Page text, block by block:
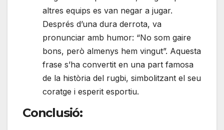
altres equips es van negar a jugar.
Després d’una dura derrota, va
pronunciar amb humor: “No som gaire
bons, però almenys hem vingut”. Aquesta
frase s’ha convertit en una part famosa
de la història del rugbi, simbolitzant el seu
coratge i esperit esportiu.
Conclusió: